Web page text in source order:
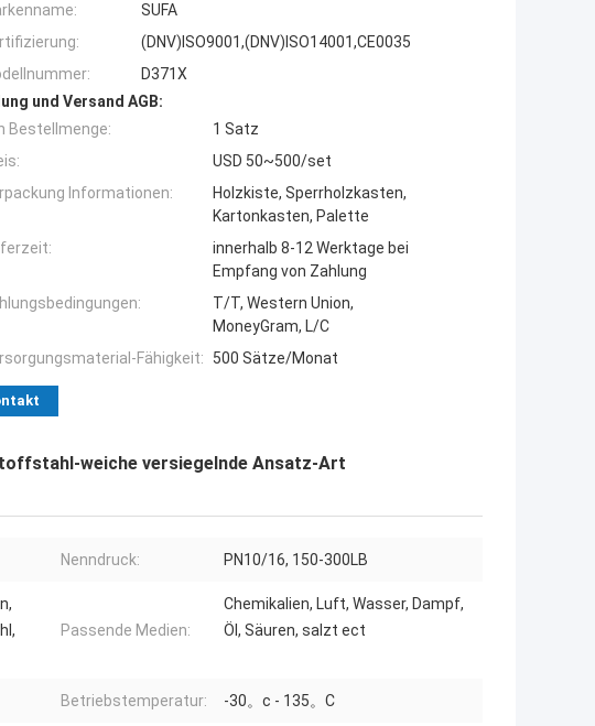
SUFA
(DNV)ISO9001,(DNV)ISO14001,CE0035
D371X
und Versand AGB:
Bestellmenge:
1 Satz
USD 50~500/set
Informationen:
Holzkiste, Sperrholzkasten,
Kartonkasten, Palette
innerhalb 8-12 Werktage bei
Empfang von Zahlung
T/T, Western Union,
MoneyGram, L/C
Fähigkeit:
500 Sätze/Monat
weiche versiegelnde Ansatz-Art
Nenndruck: PN10/16, 150-300LB
Passende Medien:
Chemikalien, Luft, Wasser, Dampf,
Öl, Säuren, salzt ect
Betriebstemperatur: -30。c - 135。C